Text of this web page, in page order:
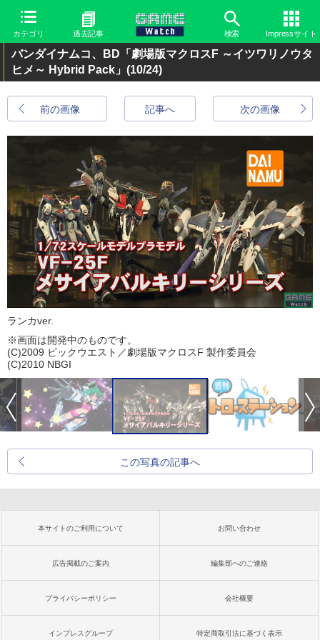
カテゴリ 過去記事 検索 Impressサイト
バンダイナムコ、BD「劇場版マクロスF ～イツワリノウタ
ヒメ～ Hybrid Pack」 (10/24)
前の画像 次の画像
記事へ
ランカver.
※画面は開発中のものです。
(C)2009 ビックウエスト／劇場版マクロスF 製作委員会
(C)2010 NBGI
この写真の記事へ
本サイトのご利用について お問い合わせ
広告掲載のご案内 編集部へのご連絡
プライバシーポリシー 会社概要
インプレスグループ 特定商取引法に基づく表示